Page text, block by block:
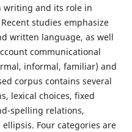
writing and its role in
studies emphasize
written language, as well
communicational
informal, familiar) and
corpus contains several
lexical choices, fixed
spelling relations,
Four categories are